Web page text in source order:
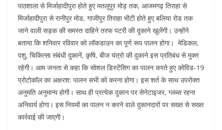
पाठशाला से मिर्जाहादीपुरा होते हुए मतलूपुर मोड़ तक, आजमगढ़ तिराहा से
मिर्जाहादीपुरा से रानीपुर मोड, गाजीपुर तिराहा भीटी होते हुए बलिया रोड तक
जाने वाली सड़क की समस्त दाहिने तरफ पटरी की दुकाने खुलेंगी। उन्होंने
बताया कि शनिवार रविवार को लॉकडाउन का पूर्ण रूप पालन होगा। मेडिकल,
पशु, चिकित्सा संबंधी दुकानें, कृषि, बीज यंत्रो की दुकाने इस प्रतिबंध से मुक्त
रहेगी। आम जनता से कहा कि सोशल डिस्टेंसिग का पालन करते हुए कोविड-19
प्रोटोकॉल का अक्षरश: पालन सभी को करना होगा। इस शर्त के साथ उपरोक्त
अनुमति अनुमान्य होगी। साथ ही प्रत्येक दुकान पर सेनेटाइजर, ग्लब्स रहना
अनिवार्य होगा। इस नियमों का पालन न करने वाले दुकानदारों पर सख्त से सख्त
कार्रवाई की जाएगी।